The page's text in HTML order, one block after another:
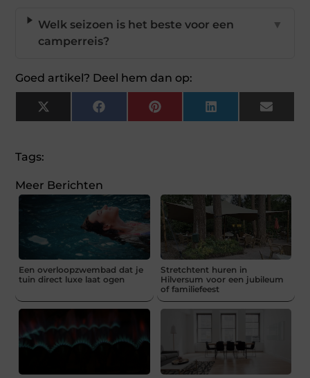
Welk seizoen is het beste voor een
camperreis?
▼
Goed artikel? Deel hem dan op:
X
(Twitter)
FacebookPinterestLinkedIn Email
Tags:
Meer Berichten
Een overloopzwembad dat je
tuin direct luxe laat ogen
Stretchtent huren in
Hilversum voor een jubileum
of familiefeest